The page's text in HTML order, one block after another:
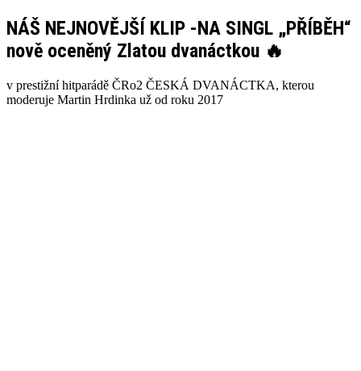
NÁŠ NEJNOVĚJŠÍ KLIP -NA SINGL „PŘÍBĚH“
nově oceněný Zlatou dvanáctkou 🔥
v prestižní hitparádě ČRo2 ČESKÁ DVANÁCTKA, kterou
moderuje Martin Hrdinka už od roku 2017